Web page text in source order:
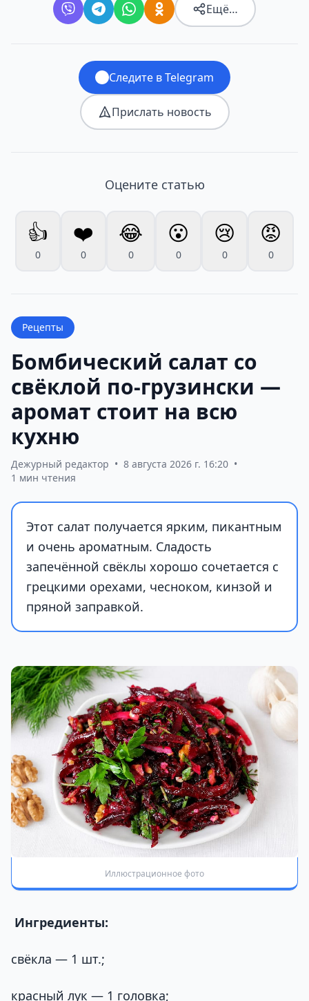
Ещё…
Следите в Telegram
Прислать новость
Оцените статью
👍
0
❤️
0
😂
0
😮
0
😢
0
😡
0
Рецепты
Бомбический салат со
свёклой по-грузински —
аромат стоит на всю
кухню
Дежурный редактор • 8 августа 2026 г. 16:20 •
1 мин чтения
Этот салат получается ярким, пикантным
и очень ароматным. Сладость
запечённой свёклы хорошо сочетается с
грецкими орехами, чесноком, кинзой и
пряной заправкой.
Иллюстрационное фото
Ингредиенты:
свёкла — 1 шт.;
красный лук — 1 головка;